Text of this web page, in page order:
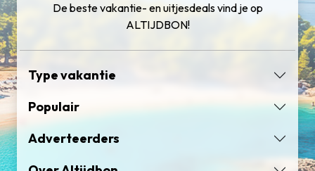
De beste vakantie- en uitjesdeals vind je op
ALTIJDBON!
Type vakantie
Populair
Adverteerders